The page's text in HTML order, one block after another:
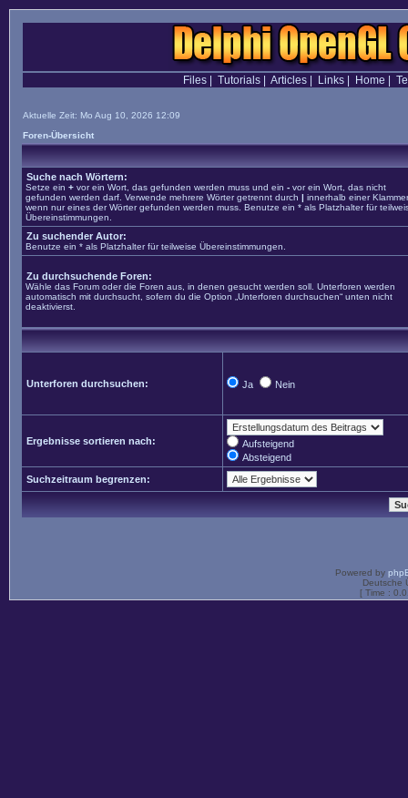
Files| Tutorials| Articles| Links| Home
Aktuelle Zeit: Mo Aug 10, 2026 12:09
Foren-Übersicht
Suche nach Wörtern:
Setze ein + vor ein Wort, das gefunden werden muss und ein - vor ein Wort, das nicht
gefunden werden darf. Verwende mehrere Wörter getrennt durch | innerhalb einer
wenn nur eines der Wörter gefunden werden muss. Benutze ein * als Platzhalter für
Übereinstimmungen.
Zu suchender Autor:
Benutze ein * als Platzhalter für teilweise Übereinstimmungen.
Zu durchsuchende Foren:
Wähle das Forum oder die Foren aus, in denen gesucht werden soll. Unterforen werden
automatisch mit durchsucht, sofern du die Option „Unterforen durchsuchen“ unten nicht
deaktivierst.
Unterforen durchsuchen: Ja Nein
Ergebnisse sortieren nach:
Aufsteigend
Absteigend
Suchzeitraum begrenzen:
Powered by
Deutsche
[ Time :